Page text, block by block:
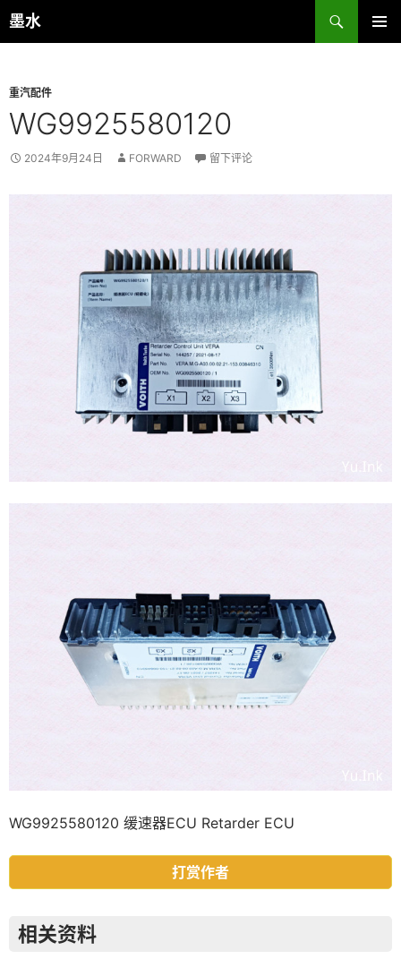
跳
至
墨水
搜
索
重汽配件
WG9925580120
2024年9月24日 FORWARD 留下评论
WG9925580120 缓速器ECU Retarder ECU
打赏作者
相关资料